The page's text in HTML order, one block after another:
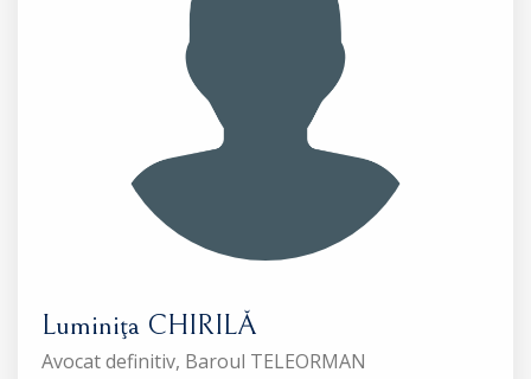
Luminiţa CHIRILĂ
Avocat definitiv, Baroul TELEORMAN